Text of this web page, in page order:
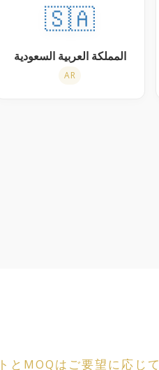
🇸🇦
المملكة العربية السعودية
AR
とMOQはご要望に応じて